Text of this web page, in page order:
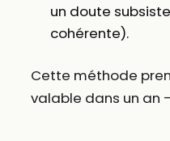
un doute
cohérente).
Cette méthode
valable dans un an